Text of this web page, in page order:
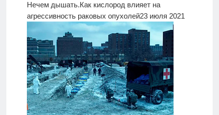
Нечем дышать.Как кислород влияет на
агрессивность раковых опухолей23 июля 2021